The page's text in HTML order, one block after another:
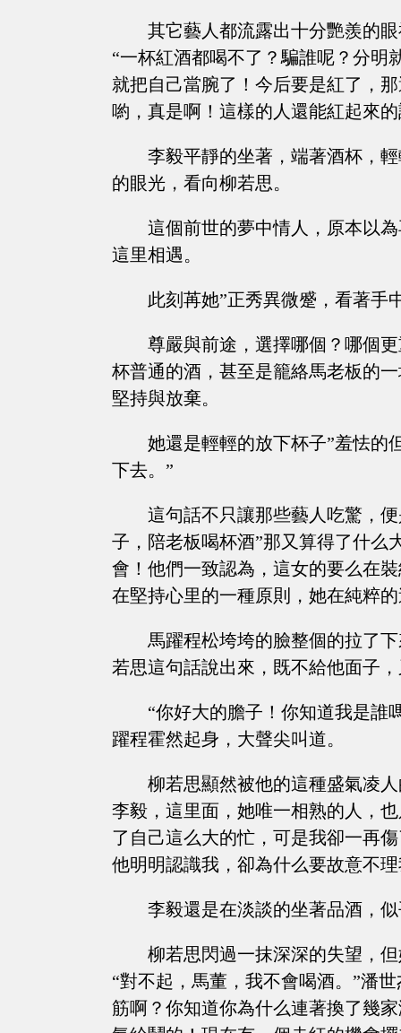
其它藝人都流露出十分艷羨的
“一杯紅酒都喝不了？騙誰呢？分明
就把自己當腕了！今后要是紅了，
喲，真是啊！這樣的人還能紅起來
李毅平靜的坐著，端著酒杯，
的眼光，看向柳若思。
這個前世的夢中情人，原本以
這里相遇。
此刻苒她”正秀異微蹙，看著手
尊嚴與前途，選擇哪個？哪個
杯普通的酒，甚至是籠絡馬老板的
堅持與放棄。
她還是輕輕的放下杯子”羞怯的
下去。”
這句話不只讓那些藝人吃驚，
子，陪老板喝杯酒”那又算得了什么
會！他們一致認為，這女的要么在
在堅持心里的一種原則，她在純粹
馬躍程松垮垮的臉整個的拉了
若思這句話說出來，既不給他面子
“你好大的膽子！你知道我是誰
躍程霍然起身，大聲尖叫道。
柳若思顯然被他的這種盛氣凌
李毅，這里面，她唯一相熟的人，
了自己這么大的忙，可是我卻一再
他明明認識我，卻為什么要故意不
李毅還是在淡談的坐著品酒，
柳若思閃過一抹深深的失望，
“對不起，馬董，我不會喝酒。”潘
筋啊？你知道你為什么連著換了幾